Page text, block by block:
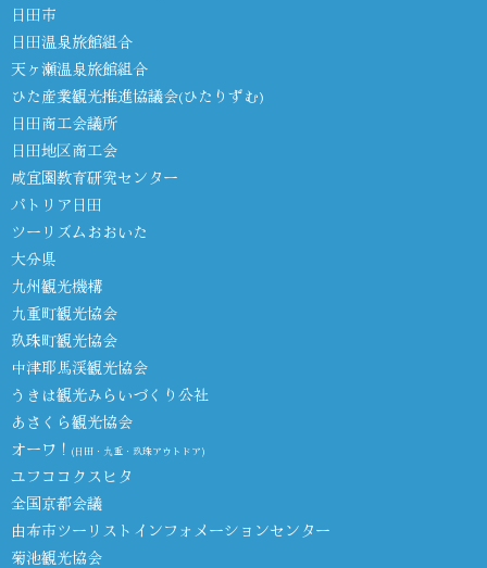
日田市
日田温泉旅館組合
天ヶ瀬温泉旅館組合
ひた産業観光推進協議会(ひたりずむ)
日田商工会議所
日田地区商工会
咸宜園教育研究センター
パトリア日田
ツーリズムおおいた
大分県
九州観光機構
九重町観光協会
玖珠町観光協会
中津耶馬渓観光協会
うきは観光みらいづくり公社
あさくら観光協会
オーワ！ (日田・九重・玖珠アウトドア)
ユフココクスヒタ
全国京都会議
由布市ツーリストインフォメーションセンター
菊池観光協会